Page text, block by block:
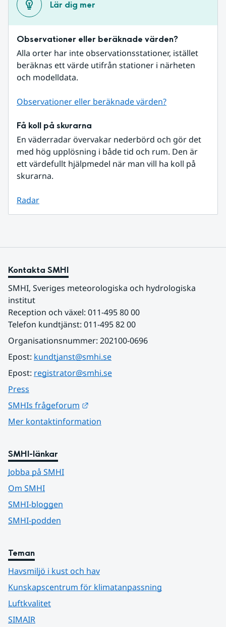
Lär dig mer
Observationer eller beräknade värden?
Alla orter har inte observationsstationer, istället
beräknas ett värde utifrån stationer i närheten
och modelldata.
Observationer eller beräknade värden?
Få koll på skurarna
En väderradar övervakar nederbörd och gör det
med hög upplösning i både tid och rum. Den är
ett värdefullt hjälpmedel när man vill ha koll på
skurarna.
Radar
Kontakta SMHI
SMHI, Sveriges meteorologiska och hydrologiska
institut
Reception och växel: 011-495 80 00
Telefon kundtjänst: 011-495 82 00
Organisationsnummer: 202100-0696
Epost: kundtjanst@smhi.se
Epost: registrator@smhi.se
Press
SMHIs frågeforum
Mer kontaktinformation
SMHI-länkar
Jobba på SMHI
Om SMHI
SMHI-bloggen
SMHI-podden
Teman
Havsmiljö i kust och hav
Kunskapscentrum för klimatanpassning
Luftkvalitet
SIMAIR